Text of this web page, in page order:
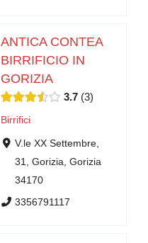
ANTICA CONTEA
BIRRIFICIO IN
GORIZIA
3.7 3
Birrifici
V.le XX Settembre,
31, Gorizia, Gorizia
34170
3356791117